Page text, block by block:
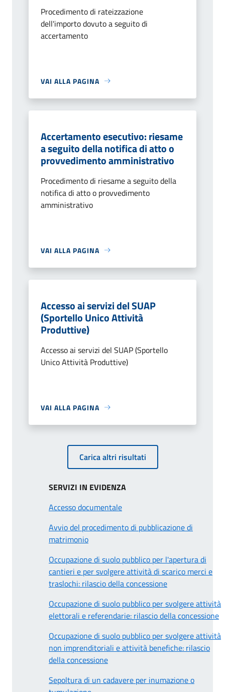
Procedimento di rateizzazione
dell'importo dovuto a seguito di
accertamento
VAI ALLA PAGINA
Accertamento esecutivo: riesame
a seguito della notifica di atto o
provvedimento amministrativo
Procedimento di riesame a seguito della
notifica di atto o provvedimento
amministrativo
VAI ALLA PAGINA
Accesso ai servizi del SUAP
(Sportello Unico Attività
Produttive)
Accesso ai servizi del SUAP (Sportello
Unico Attività Produttive)
VAI ALLA PAGINA
Carica altri risultati
SERVIZI IN EVIDENZA
Accesso documentale
Avvio del procedimento di pubblicazione di
matrimonio
Occupazione di suolo pubblico per l'apertura di
cantieri e per svolgere attività di scarico merci e
traslochi: rilascio della concessione
Occupazione di suolo pubblico per svolgere attività
elettorali e referendarie: rilascio della concessione
Occupazione di suolo pubblico per svolgere attività
non imprenditoriali e attività benefiche: rilascio
della concessione
Sepoltura di un cadavere per inumazione o